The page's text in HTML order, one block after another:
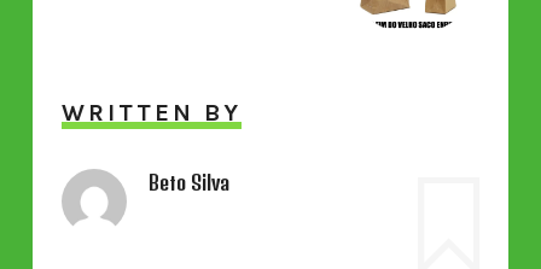
WRITTEN BY
Beto Silva